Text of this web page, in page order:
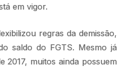
em vigor.
regras da demissão,
saldo do FGTS. Mesmo já
2017, muitos ainda possuem